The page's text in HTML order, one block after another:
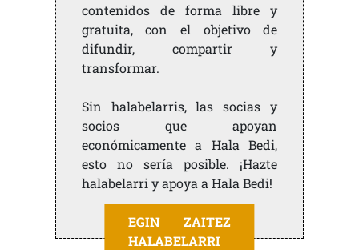
contenidos de forma libre y
gratuita, con el objetivo de
difundir, compartir y
transformar.
Sin halabelarris, las socias y
socios que apoyan
económicamente a Hala Bedi,
esto no sería posible. ¡Hazte
halabelarri y apoya a Hala Bedi!
EGIN ZAITEZ
HALABELARRI